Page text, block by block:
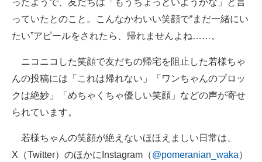
ったようで、友だちは「もうちょっといようかな」と言
っていたとのこと。こんなかわいい笑顔で“まだ一緒にい
たい”アピールをされたら、帰れませんよね……。
ニコニコした笑顔で友だちの帰宅を阻止した若様ちゃ
んの投稿には「これは帰れない」「ワンちゃんのブロッ
クは絶妙」「めちゃくちゃ優しい笑顔」などの声が寄せ
られています。
若様ちゃんの笑顔が絶えないほほえましい日常は、
X（Twitter）のほかにInstagram（@pomeranian_waka）